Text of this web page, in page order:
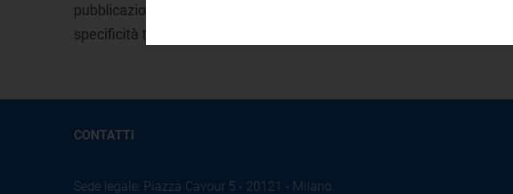
pubblicazione dei dati di performance dei gestori, in termini di
specificità territoriali.
CONTATTI
Sede legale: Piazza Cavour 5 - 20121 - Milano